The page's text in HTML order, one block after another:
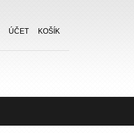
KOŠÍK
ÚČET